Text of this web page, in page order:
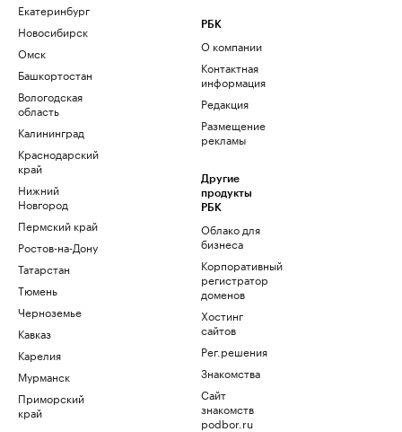
Екатеринбург
Новосибирск
Омск
Башкортостан
Вологодская
область
Калининград
Краснодарский
край
Нижний
Новгород
Пермский край
Ростов-на-Дону
Татарстан
Тюмень
Черноземье
Кавказ
Карелия
Мурманск
Приморский
край
РБК
О компании
Контактная
информация
Редакция
Размещение
рекламы
Другие
продукты
РБК
Облако для
бизнеса
Корпоративный
регистратор
доменов
Хостинг
сайтов
Рег.решения
Знакомства
Сайт
знакомств
podbor.ru